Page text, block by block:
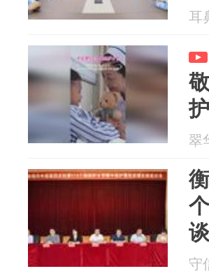
耳
翠
守